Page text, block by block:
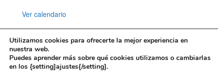
Ver calendario
Mapa web
Política de Privacidad
Politica de cookies
Utilizamos cookies para ofrecerte la mejor experiencia en
nuestra web.
Puedes aprender más sobre qué cookies utilizamos o cambiarlas
en los {setting]ajustes{/setting].